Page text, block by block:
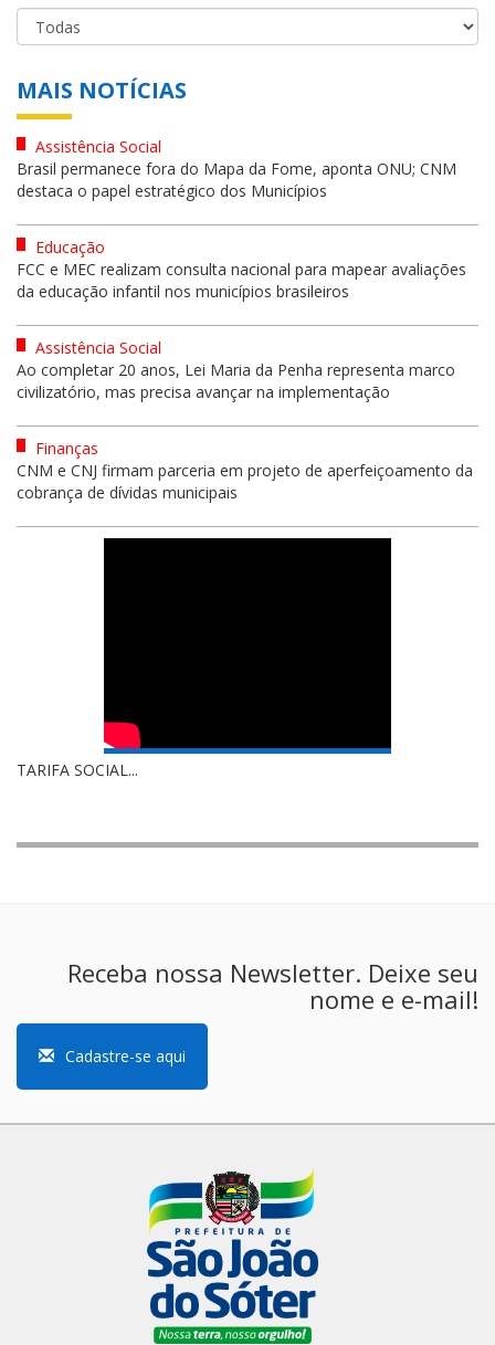
MAIS NOTÍCIAS
Assistência Social
Brasil permanece fora do Mapa da Fome, aponta ONU; CNM
destaca o papel estratégico dos Municípios
Educação
FCC e MEC realizam consulta nacional para mapear avaliações
da educação infantil nos municípios brasileiros
Assistência Social
Ao completar 20 anos, Lei Maria da Penha representa marco
civilizatório, mas precisa avançar na implementação
Finanças
CNM e CNJ firmam parceria em projeto de aperfeiçoamento da
cobrança de dívidas municipais
TARIFA SOCIAL...
Receba nossa Newsletter. Deixe seu
nome e e-mail!
Cadastre-se aqui